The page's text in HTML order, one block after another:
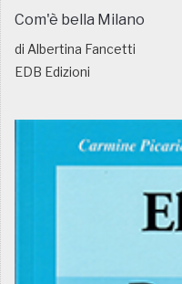
Com'è bella Milano
di Albertina Fancetti
EDB Edizioni